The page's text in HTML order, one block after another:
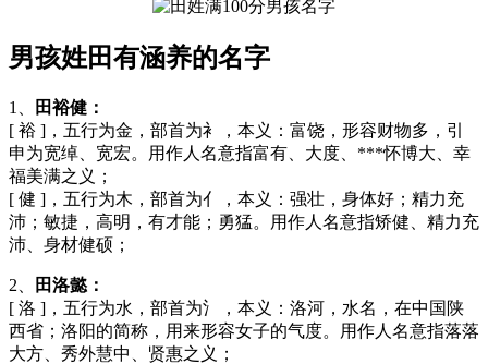
男孩姓田有涵养的名字
1、
田裕健：
[ 裕 ]，五行为金，部首为衤，本义：富饶，形容财物多，引
申为宽绰、宽宏。用作人名意指富有、大度、***怀博大、幸
福美满之义；
[ 健 ]，五行为木，部首为亻，本义：强壮，身体好；精力充
沛；敏捷，高明，有才能；勇猛。用作人名意指矫健、精力充
沛、身材健硕；
2、
田洛懿：
[ 洛 ]，五行为水，部首为氵，本义：洛河，水名，在中国陕
西省；洛阳的简称，用来形容女子的气度。用作人名意指落落
大方、秀外慧中、贤惠之义；